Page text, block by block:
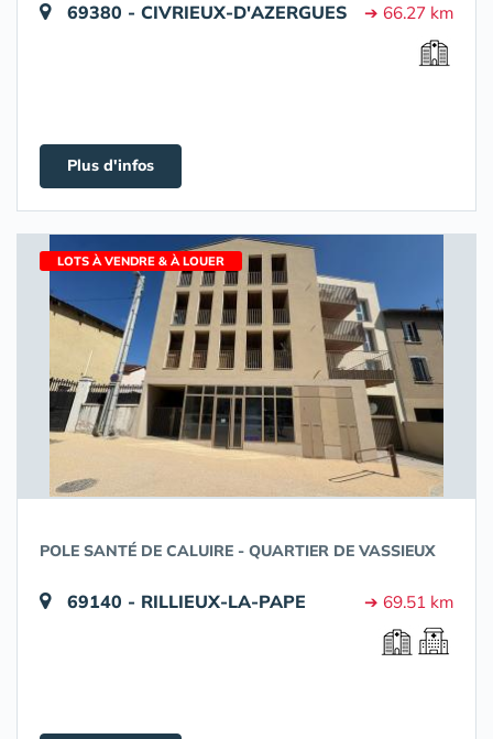
69380 - CIVRIEUX-D'AZERGUES ➔ 66.27 km
Plus d'infos
LOTS À VENDRE & À LOUER
POLE SANTÉ DE CALUIRE - QUARTIER DE VASSIEUX
69140 - RILLIEUX-LA-PAPE ➔ 69.51 km